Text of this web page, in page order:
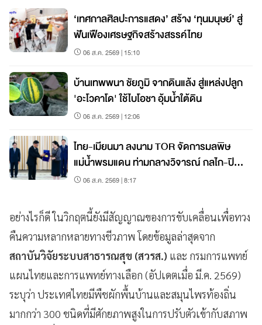
‘เทศกาลศิลปะการแสดง’ สร้าง ‘ทุนมนุษย์’ สู่
ฟันเฟืองเศรษฐกิจสร้างสรรค์ไทย
06 ส.ค. 2569 | 15:10
บ้านเทพพนา ชัยภูมิ จากดินแล้ง สู่แหล่งปลูก
'อะโวคาโด' ใช้ไบโอชา อุ้มน้ำใต้ดิน
06 ส.ค. 2569 | 12:06
ไทย-เมียนมา ลงนาม TOR จัดการมลพิษ
แม่น้ำพรมแดน ท่ามกลางวิจารณ์ กลไก-ปิด
กั้นข้อมูล
06 ส.ค. 2569 | 8:17
อย่างไรก็ดี ในวิกฤตนี้ยังมีสัญญาณของการขับเคลื่อนเพื่อทวง
คืนความหลากหลายทางชีวภาพ โดยข้อมูลล่าสุดจาก
สถาบันวิจัยระบบสาธารณสุข (สวรส.) และ กรมการแพทย์
แผนไทยและการแพทย์ทางเลือก (อัปเดตเมื่อ มี.ค. 2569)
ระบุว่า ประเทศไทยมีพืชผักพื้นบ้านและสมุนไพรท้องถิ่น
มากกว่า 300 ชนิดที่มีศักยภาพสูงในการปรับตัวเข้ากับสภาพ